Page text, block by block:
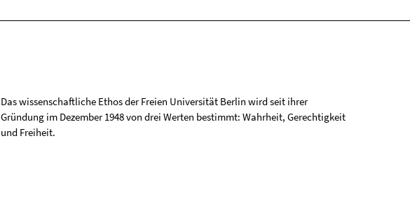
Das wissenschaftliche Ethos der Freien Universität Berlin wird seit ihrer
Gründung im Dezember 1948 von drei Werten bestimmt: Wahrheit, Gerechtigkeit
und Freiheit.